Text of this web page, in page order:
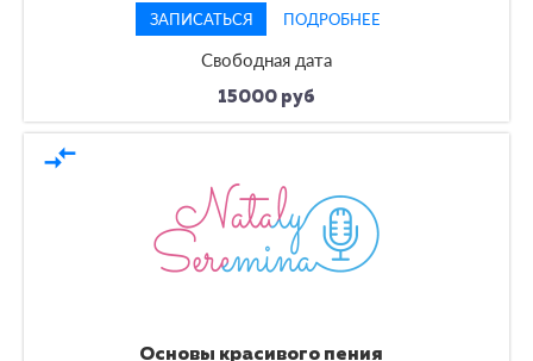
ЗАПИСАТЬСЯ ПОДРОБНЕЕ
Свободная дата
15000 руб
compare_arrows
Основы красивого пения